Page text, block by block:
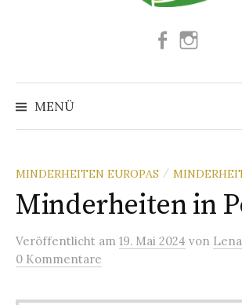
Facebook
MENÜ
MINDERHEITEN EUROPAS /
Minderheiten in
Veröffentlicht am 19. Mai 2024 von
0 Kommentare